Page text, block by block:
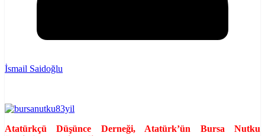
İsmail Saidoğlu
Atatürkçü Düşünce Derneği, Atatürk’ün Bursa Nutku